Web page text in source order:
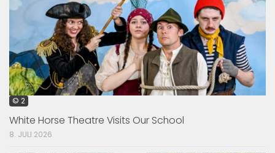
© 2
White Horse Theatre Visits Our School
8. JULI 2026